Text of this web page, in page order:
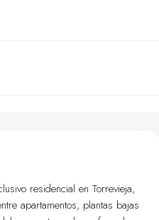
residencial en Torrevieja,
apartamentos, plantas bajas